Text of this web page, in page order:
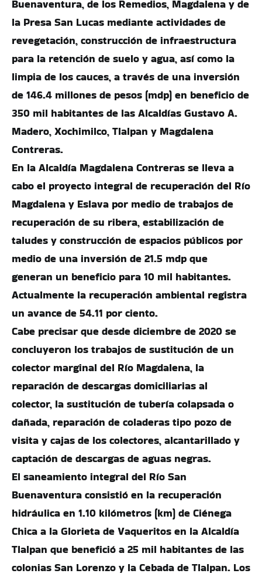
Buenaventura, de los Remedios, Magdalena y de
la Presa San Lucas mediante actividades de
revegetación, construcción de infraestructura
para la retención de suelo y agua, así como la
limpia de los cauces, a través de una inversión
de 146.4 millones de pesos (mdp) en beneficio de
350 mil habitantes de las Alcaldías Gustavo A.
Madero, Xochimilco, Tlalpan y Magdalena
Contreras.
En la Alcaldía Magdalena Contreras se lleva a
cabo el proyecto integral de recuperación del Río
Magdalena y Eslava por medio de trabajos de
recuperación de su ribera, estabilización de
taludes y construcción de espacios públicos por
medio de una inversión de 21.5 mdp que
generan un beneficio para 10 mil habitantes.
Actualmente la recuperación ambiental registra
un avance de 54.11 por ciento.
Cabe precisar que desde diciembre de 2020 se
concluyeron los trabajos de sustitución de un
colector marginal del Río Magdalena, la
reparación de descargas domiciliarias al
colector, la sustitución de tubería colapsada o
dañada, reparación de coladeras tipo pozo de
visita y cajas de los colectores, alcantarillado y
captación de descargas de aguas negras.
El saneamiento integral del Río San
Buenaventura consistió en la recuperación
hidráulica en 1.10 kilómetros (km) de Ciénega
Chica a la Glorieta de Vaqueritos en la Alcaldía
Tlalpan que benefició a 25 mil habitantes de las
colonias San Lorenzo y la Cebada de Tlalpan. Los